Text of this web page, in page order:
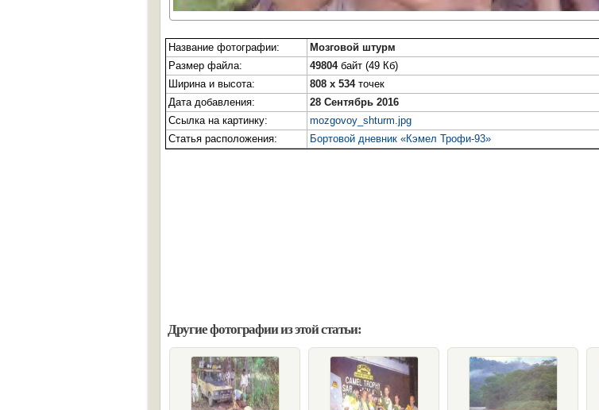
Название фотографии:
Мозговой штурм
Размер файла:
49804байт (49 Кб)
Ширина и высота:
808 x 534точек
Дата добавления:
28 Сентябрь 2016
Ссылка на картинку:
mozgovoy_shturm.jpg
Статья расположения:
Бортовой дневник «Кэмел Трофи-93»
Другие фотографии из этой статьи: